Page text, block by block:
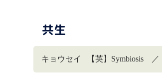
共生
キョウセイ 【英】Symbiosis ／